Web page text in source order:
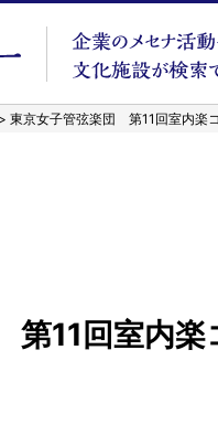
> 東京女子管弦楽団 第11回室内楽
11回室内楽